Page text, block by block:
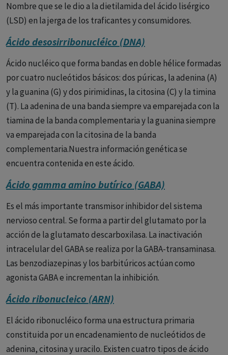
Nombre que se le dio a la dietilamida del ácido lisérgico
(LSD) en la jerga de los traficantes y consumidores.
Ácido desosirribonucléico (DNA)
Ácido nucléico que forma bandas en doble hélice formadas
por cuatro nucleótidos básicos: dos púricas, la adenina (A)
y la guanina (G) y dos pirimidinas, la citosina (C) y la timina
(T). La adenina de una banda siempre va emparejada con la
tiamina de la banda complementaria y la guanina siempre
va emparejada con la citosina de la banda
complementaria.Nuestra información genética se
encuentra contenida en este ácido.
Ácido gamma amino butírico (GABA)
Es el más importante transmisor inhibidor del sistema
nervioso central. Se forma a partir del glutamato por la
acción de la glutamato descarboxilasa. La inactivación
intracelular del GABA se realiza por la GABA-transaminasa.
Las benzodiazepinas y los barbitúricos actúan como
agonista GABA e incrementan la inhibición.
Ácido ribonucleico (ARN)
El ácido ribonucléico forma una estructura primaria
constituida por un encadenamiento de nucleótidos de
adenina, citosina y uracilo. Existen cuatro tipos de ácido